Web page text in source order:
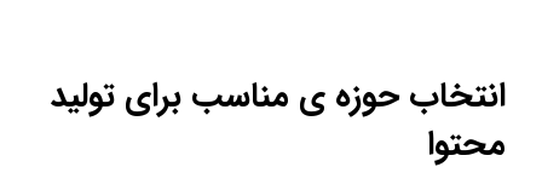
انتخاب حوزه ی مناسب برای تولید
محتوا